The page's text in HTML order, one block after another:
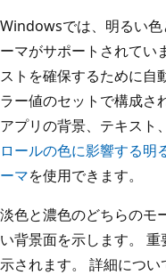
Windowsでは、明るい
ーマがサポートされてい
ストを確保するために自
ラー値のセットで構成さ
アプリの背景、テキスト
ロールの色に影響する明
ーマを使用できます。
淡色と濃色のどちらのモ
い背景面を示します。
示されます。 詳細につい